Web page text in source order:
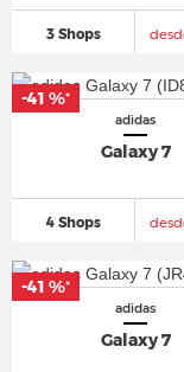
3 Shops
adidas
Galaxy 7
4 Shops
-41 %*
adidas
Galaxy 7
-41 %*